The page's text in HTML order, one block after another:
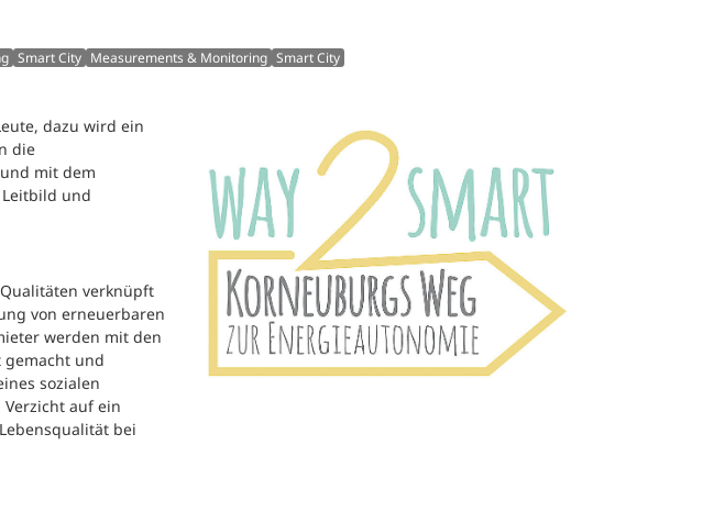
Smart City Measurements & Monitoring Smart City
dazu wird ein
die
mit dem
und
verknüpft
von erneuerbaren
werden mit den
gemacht und
sozialen
auf ein
bei